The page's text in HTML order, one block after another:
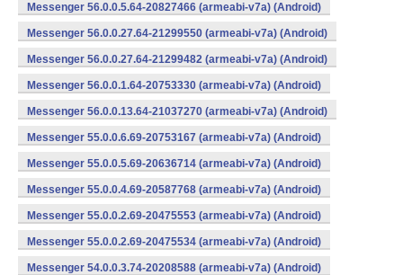
Messenger 56.0.0.5.64-20827466 (armeabi-v7a) (Android)
Messenger 56.0.0.27.64-21299550 (armeabi-v7a) (Android)
Messenger 56.0.0.27.64-21299482 (armeabi-v7a) (Android)
Messenger 56.0.0.1.64-20753330 (armeabi-v7a) (Android)
Messenger 56.0.0.13.64-21037270 (armeabi-v7a) (Android)
Messenger 55.0.0.6.69-20753167 (armeabi-v7a) (Android)
Messenger 55.0.0.5.69-20636714 (armeabi-v7a) (Android)
Messenger 55.0.0.4.69-20587768 (armeabi-v7a) (Android)
Messenger 55.0.0.2.69-20475553 (armeabi-v7a) (Android)
Messenger 55.0.0.2.69-20475534 (armeabi-v7a) (Android)
Messenger 54.0.0.3.74-20208588 (armeabi-v7a) (Android)